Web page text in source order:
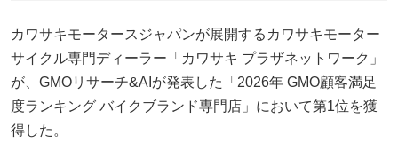
カワサキモータースジャパンが展開するカワサキモーター
サイクル専門ディーラー「カワサキ プラザネットワーク」
が、GMOリサーチ&AIが発表した「2026年 GMO顧客満足
度ランキング バイクブランド専門店」において第1位を獲
得した。